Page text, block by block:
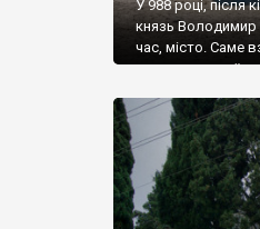
У 988 році, після
князь Володимир
час, місто. Саме
диктувати свої
Херсонесі
християнином. А
Херсонесу